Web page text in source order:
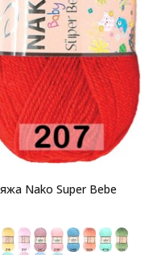
Nako Super Bebe